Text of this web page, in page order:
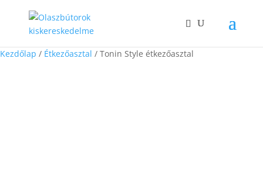
Kezdőlap / Étkezőasztal / Tonin Style étkezőasztal